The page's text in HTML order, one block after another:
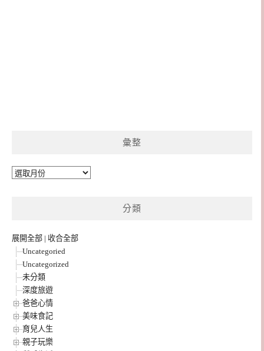
彙整
彙
分類
展開全部 | 收合全部
Uncategoried
Uncategorized
未分類
深度旅遊
爸爸心情
美味食記
育兒人生
親子玩樂